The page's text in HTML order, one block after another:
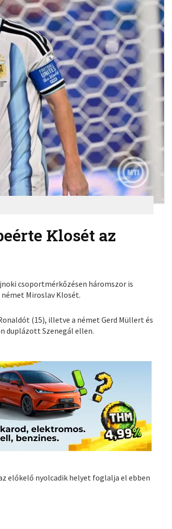
Klosét az
csoportmérkőzésen háromszor is
Miroslav Klosét.
(15), illetve a német Gerd Müllert és
duplázott Szenegál ellen.
előkelő nyolcadik helyet foglalja el ebben